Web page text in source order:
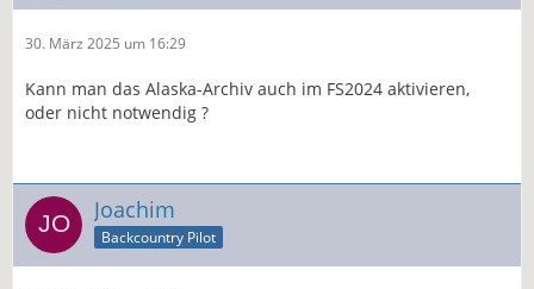
30. März 2025 um 16:29
Kann man das Alaska-Archiv auch im FS2024 aktivieren,
oder nicht notwendig ?
Joachim
Backcountry Pilot